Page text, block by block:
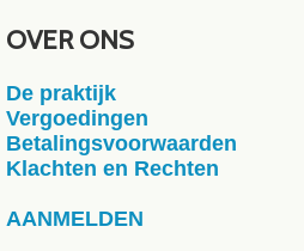
OVER ONS
De praktijk
Vergoedingen
Betalingsvoorwaarden
Klachten en Rechten
AANMELDEN